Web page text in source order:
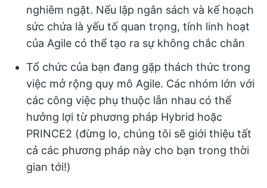
nghiêm ngặt. Nếu lập ngân sách và kế hoạch
sức chứa là yếu tố quan trọng, tính linh hoạt
của Agile có thể tạo ra sự không chắc chắn
Tổ chức của bạn đang gặp thách thức trong
việc mở rộng quy mô Agile. Các nhóm lớn với
các công việc phụ thuộc lẫn nhau có thể
hưởng lợi từ phương pháp Hybrid hoặc
PRINCE2 (đừng lo, chúng tôi sẽ giới thiệu tất
cả các phương pháp này cho bạn trong thời
gian tới!)